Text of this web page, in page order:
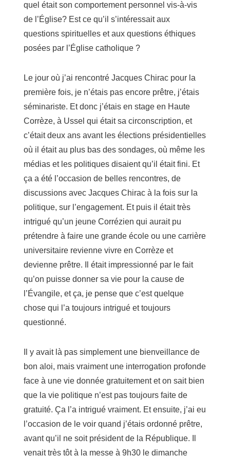
quel était son comportement personnel vis-à-vis
de l’Église? Est ce qu’il s’intéressait aux
questions spirituelles et aux questions éthiques
posées par l’Église catholique ?
Le jour où j’ai rencontré Jacques Chirac pour la
première fois, je n’étais pas encore prêtre, j’étais
séminariste. Et donc j’étais en stage en Haute
Corrèze, à Ussel qui était sa circonscription, et
c’était deux ans avant les élections présidentielles
où il était au plus bas des sondages, où même les
médias et les politiques disaient qu’il était fini. Et
ça a été l’occasion de belles rencontres, de
discussions avec Jacques Chirac à la fois sur la
politique, sur l’engagement. Et puis il était très
intrigué qu’un jeune Corrézien qui aurait pu
prétendre à faire une grande école ou une carrière
universitaire revienne vivre en Corrèze et
devienne prêtre. Il était impressionné par le fait
qu’on puisse donner sa vie pour la cause de
l’Évangile, et ça, je pense que c’est quelque
chose qui l’a toujours intrigué et toujours
questionné.
Il y avait là pas simplement une bienveillance de
bon aloi, mais vraiment une interrogation profonde
face à une vie donnée gratuitement et on sait bien
que la vie politique n’est pas toujours faite de
gratuité. Ça l’a intrigué vraiment. Et ensuite, j’ai eu
l’occasion de le voir quand j’étais ordonné prêtre,
avant qu’il ne soit président de la République. Il
venait très tôt à la messe à 9h30 le dimanche